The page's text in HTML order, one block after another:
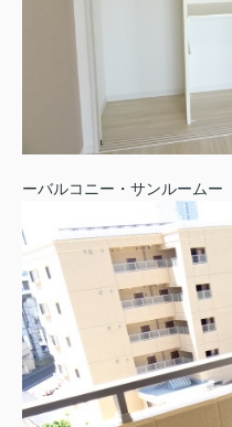
ーバルコニー・サンルームー